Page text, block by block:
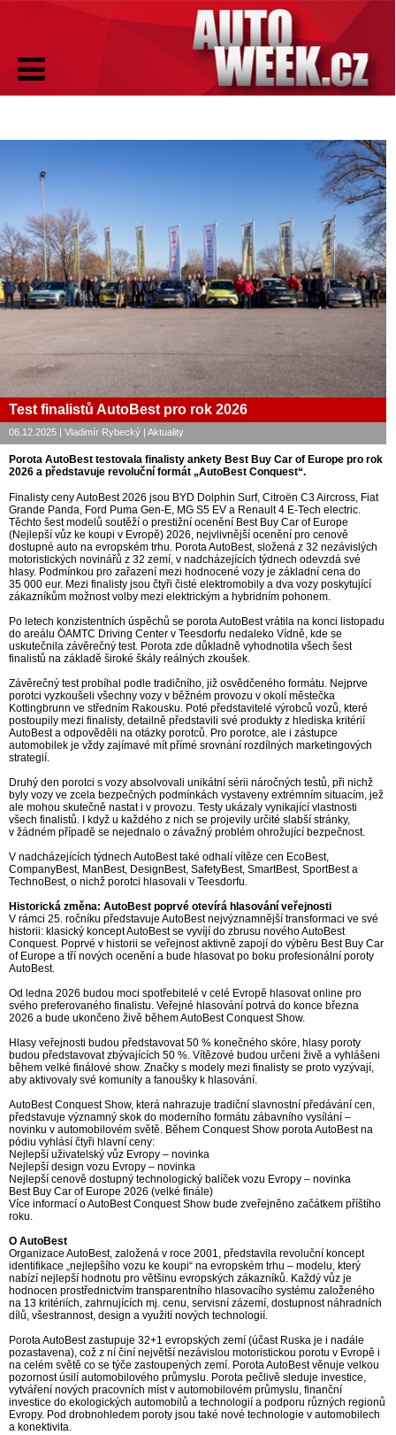
Test finalistů AutoBest pro rok 2026
06.12.2025 | Vladimír Rybecký | Aktuality
Porota AutoBest testovala finalisty ankety Best Buy Car of Europe pro rok
2026 a představuje revoluční formát „AutoBest Conquest“.
Finalisty ceny AutoBest 2026 jsou BYD Dolphin Surf, Citroën C3 Aircross, Fiat
Grande Panda, Ford Puma Gen-E, MG S5 EV a Renault 4 E-Tech electric.
Těchto šest modelů soutěží o prestižní ocenění Best Buy Car of Europe
(Nejlepší vůz ke koupi v Evropě) 2026, nejvlivnější ocenění pro cenově
dostupné auto na evropském trhu. Porota AutoBest, složená z 32 nezávislých
motoristických novinářů z 32 zemí, v nadcházejících týdnech odevzdá své
hlasy. Podmínkou pro zařazení mezi hodnocené vozy je základní cena do
35 000 eur. Mezi finalisty jsou čtyři čisté elektromobily a dva vozy poskytující
zákazníkům možnost volby mezi elektrickým a hybridním pohonem.
Po letech konzistentních úspěchů se porota AutoBest vrátila na konci listopadu
do areálu ÖAMTC Driving Center v Teesdorfu nedaleko Vídně, kde se
uskutečnila závěrečný test. Porota zde důkladně vyhodnotila všech šest
finalistů na základě široké škály reálných zkoušek.
Závěrečný test probíhal podle tradičního, již osvědčeného formátu. Nejprve
porotci vyzkoušeli všechny vozy v běžném provozu v okolí městečka
Kottingbrunn ve středním Rakousku. Poté představitelé výrobců vozů, které
postoupily mezi finalisty, detailně představili své produkty z hlediska kritérií
AutoBest a odpověděli na otázky porotců. Pro porotce, ale i zástupce
automobilek je vždy zajímavé mít přímé srovnání rozdílných marketingových
strategií.
Druhý den porotci s vozy absolvovali unikátní sérii náročných testů, při nichž
byly vozy ve zcela bezpečných podmínkách vystaveny extrémním situacím, jež
ale mohou skutečně nastat i v provozu. Testy ukázaly vynikající vlastnosti
všech finalistů. I když u každého z nich se projevily určité slabší stránky,
v žádném případě se nejednalo o závažný problém ohrožující bezpečnost.
V nadcházejících týdnech AutoBest také odhalí vítěze cen EcoBest,
CompanyBest, ManBest, DesignBest, SafetyBest, SmartBest, SportBest a
TechnoBest, o nichž porotci hlasovali v Teesdorfu.
Historická změna: AutoBest poprvé otevírá hlasování veřejnosti
V rámci 25. ročníku představuje AutoBest nejvýznamnější transformaci ve své
historii: klasický koncept AutoBest se vyvíjí do zbrusu nového AutoBest
Conquest. Poprvé v historii se veřejnost aktivně zapojí do výběru Best Buy Car
of Europe a tří nových ocenění a bude hlasovat po boku profesionální poroty
AutoBest.
Od ledna 2026 budou moci spotřebitelé v celé Evropě hlasovat online pro
svého preferovaného finalistu. Veřejné hlasování potrvá do konce března
2026 a bude ukončeno živě během AutoBest Conquest Show.
Hlasy veřejnosti budou představovat 50 % konečného skóre, hlasy poroty
budou představovat zbývajících 50 %. Vítězové budou určeni živě a vyhlášeni
během velké finálové show. Značky s modely mezi finalisty se proto vyzývají,
aby aktivovaly své komunity a fanoušky k hlasování.
AutoBest Conquest Show, která nahrazuje tradiční slavnostní předávání cen,
představuje významný skok do moderního formátu zábavního vysílání –
novinku v automobilovém světě. Během Conquest Show porota AutoBest na
pódiu vyhlásí čtyři hlavní ceny:
Nejlepší uživatelský vůz Evropy – novinka
Nejlepší design vozu Evropy – novinka
Nejlepší cenově dostupný technologický balíček vozu Evropy – novinka
Best Buy Car of Europe 2026 (velké finále)
Více informací o AutoBest Conquest Show bude zveřejněno začátkem příštího
roku.
O AutoBest
Organizace AutoBest, založená v roce 2001, představila revoluční koncept
identifikace „nejlepšího vozu ke koupi“ na evropském trhu – modelu, který
nabízí nejlepší hodnotu pro většinu evropských zákazníků. Každý vůz je
hodnocen prostřednictvím transparentního hlasovacího systému založeného
na 13 kritériích, zahrnujících mj. cenu, servisní zázemí, dostupnost náhradních
dílů, všestrannost, design a využití nových technologií.
Porota AutoBest zastupuje 32+1 evropských zemí (účast Ruska je i nadále
pozastavena), což z ní činí největší nezávislou motoristickou porotu v Evropě i
na celém světě co se týče zastoupených zemí. Porota AutoBest věnuje velkou
pozornost úsilí automobilového průmyslu. Porota pečlivě sleduje investice,
vytváření nových pracovních míst v automobilovém průmyslu, finanční
investice do ekologických automobilů a technologií a podporu různých regionů
Evropy. Pod drobnohledem poroty jsou také nové technologie v automobilech
a konektivita.